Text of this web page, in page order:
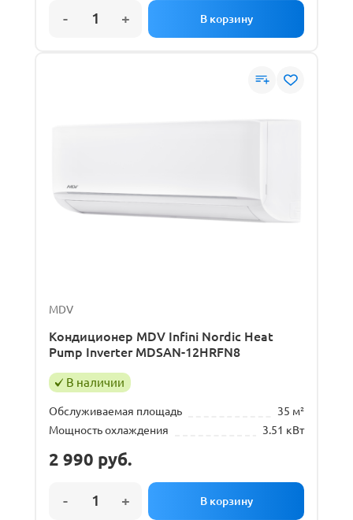
MDV
Кондиционер MDV Infini Nordic Heat
Pump Inverter MDSAN-12HRFN8
В наличии
Обслуживаемая площадь
35 м²
Мощность охлаждения
3.51 кВт
2 990 руб.